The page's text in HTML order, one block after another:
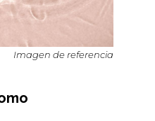
Imagen de referencia